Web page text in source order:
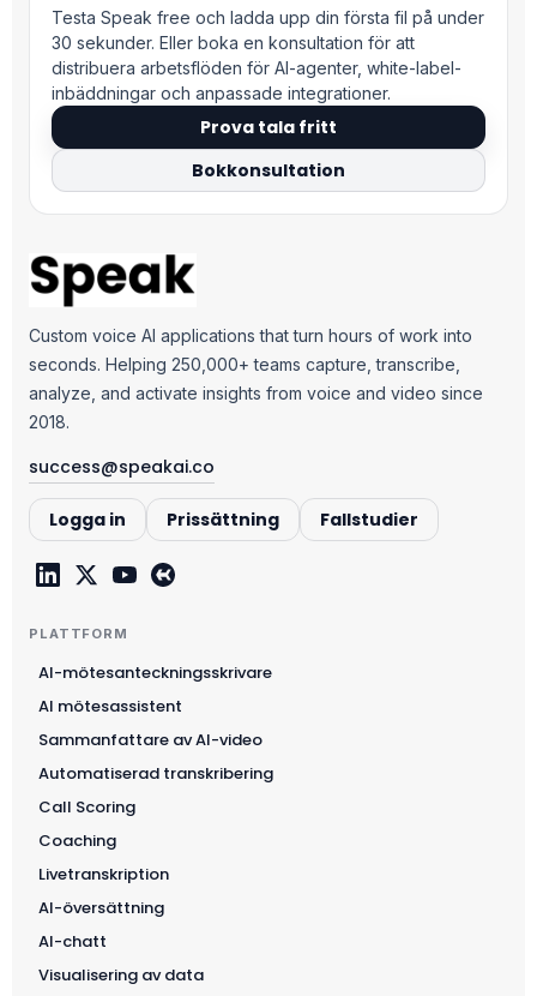
Testa Speak free och ladda upp din första fil på under
30 sekunder. Eller boka en konsultation för att
distribuera arbetsflöden för AI-agenter, white-label-
inbäddningar och anpassade integrationer.
Prova tala fritt
Bokkonsultation
Custom voice AI applications that turn hours of work into
seconds. Helping 250,000+ teams capture, transcribe,
analyze, and activate insights from voice and video since
2018.
success@speakai.co
Logga in Prissättning Fallstudier
PLATTFORM
AI-mötesanteckningsskrivare
AI mötesassistent
Sammanfattare av AI-video
Automatiserad transkribering
Call Scoring
Coaching
Livetranskription
AI-översättning
AI-chatt
Visualisering av data